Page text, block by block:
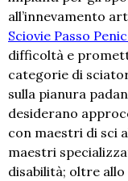
all’innevamento
Sciovie Passo
difficoltà e
categorie di
sulla pianura
desiderano
con maestri di sci
maestri
disabilità; oltre